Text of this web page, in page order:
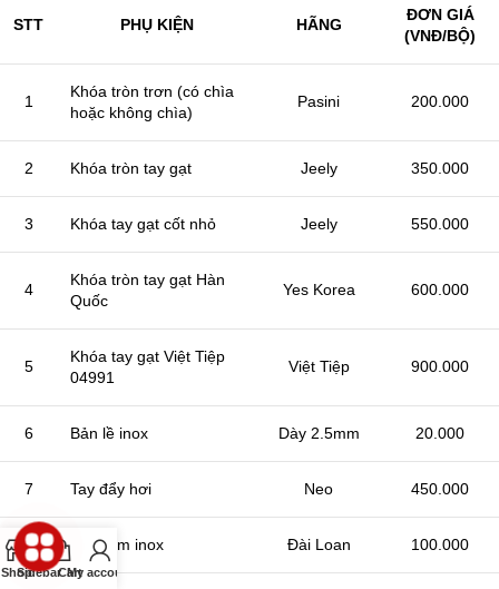
STT PHỤ KIỆN HÃNG
ĐƠN GIÁ
(VNĐ/BỘ)
1
Khóa tròn trơn (có chìa
hoặc không chìa)
Pasini 200.000
2 Khóa tròn tay gạt Jeely 350.000
3 Khóa tay gạt cốt nhỏ Jeely 550.000
4
Khóa tròn tay gạt Hàn
Quốc
Yes Korea 600.000
5
Khóa tay gạt Việt Tiệp
04991
Việt Tiệp 900.000
6 Bản lề inox Dày 2.5mm 20.000
7 Tay đẩy hơi Neo 450.000
8 Tay nắm inox Đài Loan 100.000
ShopSidebarCart
My account